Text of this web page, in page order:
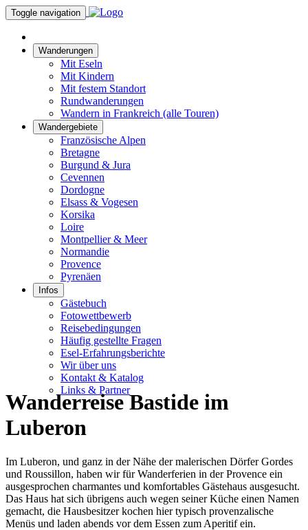
Toggle navigation
Wanderungen
Mit Eseln
Mit Kindern
Mit festem Standort
Rundwanderungen
Wandern in Frankreich (alle Touren)
Wandergebiete
Französische Alpen
Bretagne
Burgund & Jura
Cevennen
Dordogne
Elsass & Vogesen
Korsika
Loire
Montpellier & Meer
Normandie
Provence
Pyrenäen
Infos
Gästebuch
Fotowettbewerb
Reisebedingungen
Häufig gestellte Fragen
Esel-Erfahrungsberichte
Wir über uns
Kontakt & Katalog
Links & Partner
Wanderreise Bastide im
Luberon
Im Luberon, und ganz in der Nähe der malerischen Dörfer Gordes
und Roussillon, haben wir für Wanderferien in der Provence ein
ausgesprochen charmantes und komfortables Gästehaus ausgesucht.
Das Haus hat sich übrigens auch wegen seiner Küche einen Namen
gemacht, die Hausbesitzer kochen hier typisch provenzalische
Menüs und laden abends vor dem Essen zum Aperitif ein.